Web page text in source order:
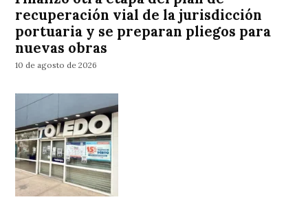
recuperación vial de la jurisdicción
portuaria y se preparan pliegos para
nuevas obras
10 de agosto de 2026